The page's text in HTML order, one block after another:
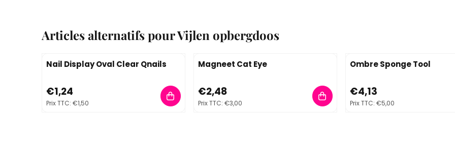
Articles alternatifs pourVijlen opbergdoos
Nail Display Oval Clear Qnails
Prix: 1,24, TVA comprise : 1,50
€1,24
Prix TTC: €1,50
Magneet Cat Eye
Prix: 2,48, TVA comprise : 3,00
€2,48
Prix TTC: €3,00
Ombre Sponge Tool
Prix: 4,13, TVA comprise : 5,00
€4,13
Prix TTC: €5,00